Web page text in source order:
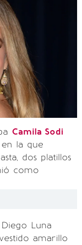
Camila Sodi
la que
dos platillos
como
Luna
amarillo